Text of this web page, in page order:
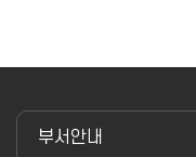
부서안내